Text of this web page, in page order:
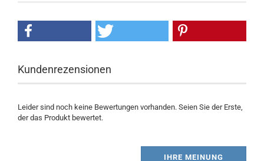
Kundenrezensionen
Leider sind noch keine Bewertungen vorhanden. Seien Sie der Erste,
der das Produkt bewertet.
IHRE MEINUNG